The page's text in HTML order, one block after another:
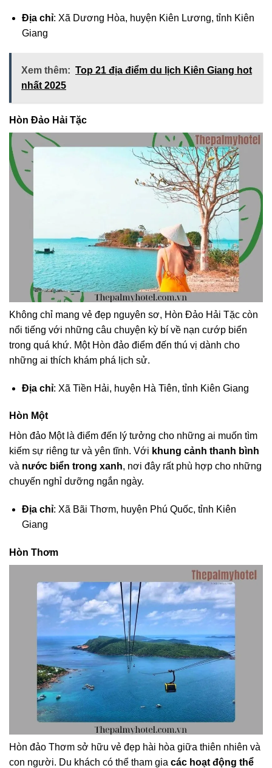
Địa chỉ: Xã Dương Hòa, huyện Kiên Lương, tỉnh Kiên
Giang
Xem thêm: Top 21 địa điểm du lịch Kiên Giang hot
nhất 2025
Hòn Đảo Hải Tặc
Không chỉ mang vẻ đẹp nguyên sơ, Hòn Đảo Hải Tặc còn
nổi tiếng với những câu chuyện kỳ bí về nạn cướp biển
trong quá khứ. Một Hòn đảo điểm đến thú vị dành cho
những ai thích khám phá lịch sử.
Địa chỉ: Xã Tiền Hải, huyện Hà Tiên, tỉnh Kiên Giang
Hòn Một
Hòn đảo Một là điểm đến lý tưởng cho những ai muốn tìm
kiếm sự riêng tư và yên tĩnh. Với khung cảnh thanh bình
và nước biển trong xanh, nơi đây rất phù hợp cho những
chuyến nghỉ dưỡng ngắn ngày.
Địa chỉ: Xã Bãi Thơm, huyện Phú Quốc, tỉnh Kiên
Giang
Hòn Thơm
Hòn đảo Thơm sở hữu vẻ đẹp hài hòa giữa thiên nhiên và
con người. Du khách có thể tham gia các hoạt động thể